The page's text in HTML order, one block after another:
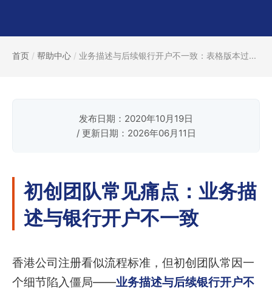
首页 / 帮助中心 / 业务描述与后续银行开户不一致：表格版本过...
发布日期：2020年10月19日
/ 更新日期：2026年06月11日
初创团队常见痛点：业务描
述与银行开户不一致
香港公司注册看似流程标准，但初创团队常因一
个细节陷入僵局——业务描述与后续银行开户不